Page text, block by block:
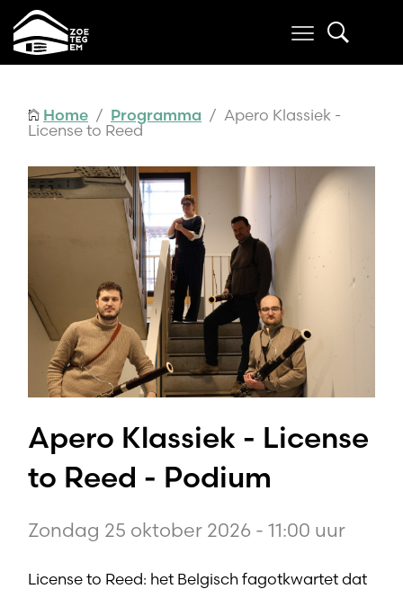
Home / Programma / Apero Klassiek -
License to Reed
Apero Klassiek - License
to Reed - Podium
Zondag 25 oktober 2026 - 11:00 uur
License to Reed: het Belgisch fagotkwartet dat